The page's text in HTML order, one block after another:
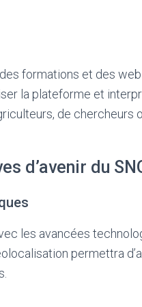
formations et des
la plateforme et
de
d’avenir du
les avancées
permettra